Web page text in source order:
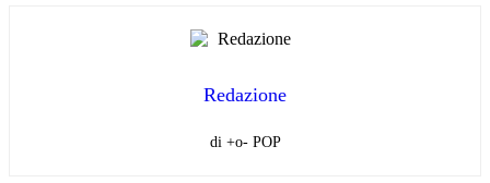
Redazione
di +o- POP